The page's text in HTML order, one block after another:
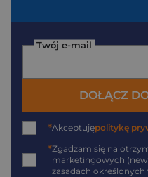
Twój e-mail
DOŁĄCZ
*Akceptujępolitykę
*Zgadzam się na
marketingowych
zasadach określonych